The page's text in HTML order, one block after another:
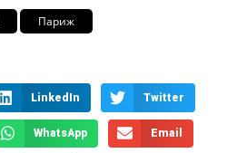
Париж
LinkedIn Twitter
WhatsApp Email